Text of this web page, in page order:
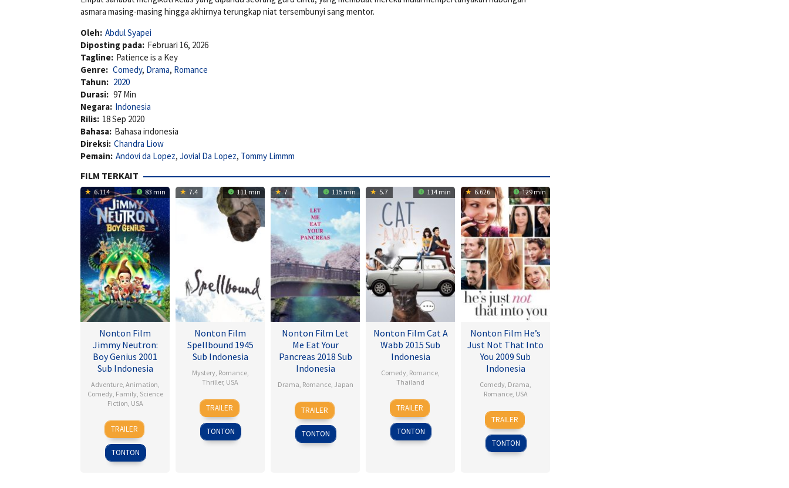
asmara masing-masing hingga akhirnya terungkap niat tersembunyi sang mentor.
Oleh: Abdul Syapei
Diposting pada: Februari 16, 2026
Tagline: Patience is a Key
Genre: Comedy, Drama, Romance
Tahun: 2020
Durasi: 97 Min
Negara: Indonesia
Rilis: 18 Sep 2020
Bahasa: Bahasa indonesia
Direksi: Chandra Liow
Pemain: Andovi da Lopez, Jovial Da Lopez, Tommy Limmm
FILM TERKAIT
6.114 83 min
Nonton Film
Jimmy Neutron:
Boy Genius 2001
Sub Indonesia
Adventure, Animation
Comedy, Family, Science
Fiction USA
14
Dec
2001
John
A.
Davis
TRAILER
TONTON
7.4 111 min
Nonton Film
Spellbound 1945
Sub Indonesia
Mystery, Romance,
Thriller, USA
8
Nov
1945
Alfred
Hitchcock
TRAILER
TONTON
7 115 min
Nonton Film Let
Me Eat Your
Pancreas 2018 Sub
Indonesia
Drama Romance, Japan
28
Jul
2017
Sho
Tsukikawa
TRAILER
TONTON
5.7 114 min
Nonton Film Cat A
Wabb 2015 Sub
Indonesia
Comedy Romance
Thailand
4
Mar
2015
Nareubadee
Wetchakam
TRAILER
TONTON
6.626 129 min
Nonton Film He’s
Just Not That Into
You 2009 Sub
Indonesia
Comedy Drama
Romance, USA
6
Feb
2009
Ken
Kwapis
TRAILER
TONTON